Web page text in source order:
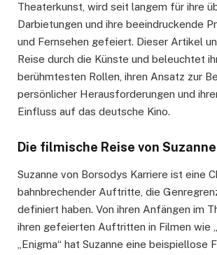
Theaterkunst, wird seit langem für ihre
Darbietungen und ihre beeindruckende
und Fernsehen gefeiert. Dieser Artikel
Reise durch die Künste und beleuchtet
berühmtesten Rollen, ihren Ansatz zur
persönlicher Herausforderungen und
Einfluss auf das deutsche Kino.
Die filmische Reise von
Suzanne von Borsodys Karriere ist eine
bahnbrechender Auftritte, die
definiert haben. Von ihren Anfängen im
ihren gefeierten Auftritten in Filmen wie
„Enigma“ hat Suzanne eine beispiellose